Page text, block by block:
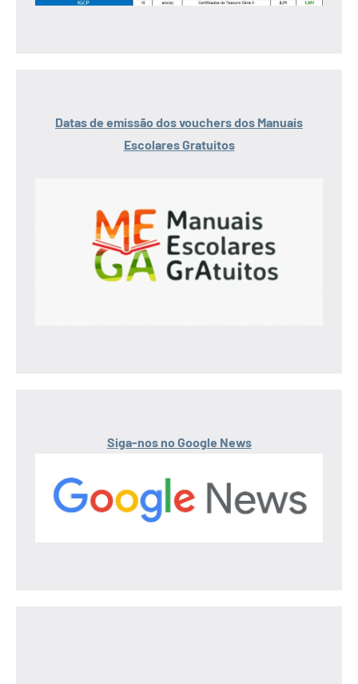
Datas de emissão dos vouchers dos Manuais
Escolares Gratuitos
Siga-nos no Google News